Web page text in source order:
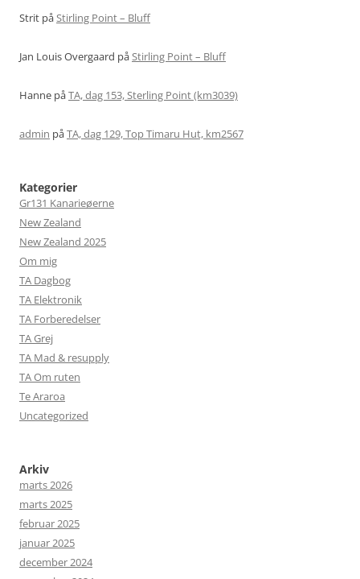
Strit påStirling Point – Bluff
Jan Louis Overgaard påStirling Point – Bluff
Hanne påTA, dag 153, Sterling Point (km3039)
admin påTA, dag 129, Top Timaru Hut, km2567
Kategorier
Gr131 Kanarieøerne
New Zealand
New Zealand 2025
Om mig
TA Dagbog
TA Elektronik
TA Forberedelser
TA Grej
TA Mad & resupply
TA Om ruten
Te Araroa
Uncategorized
Arkiv
marts 2026
marts 2025
februar 2025
januar 2025
december 2024